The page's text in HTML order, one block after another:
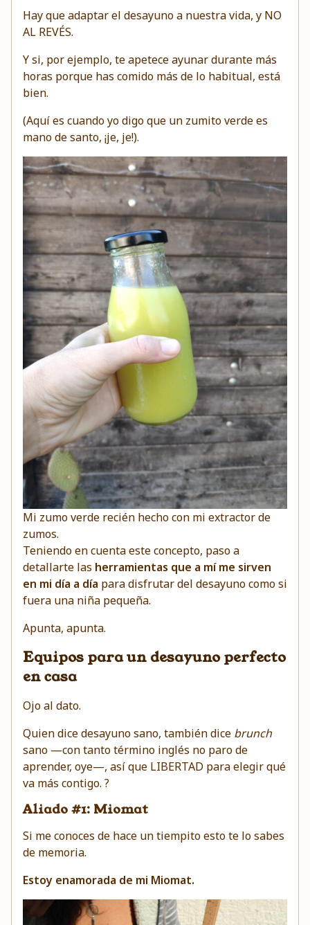
Hay que adaptar el desayuno a nuestra vida, y NO
AL REVÉS.
Y si, por ejemplo, te apetece ayunar durante más
horas porque has comido más de lo habitual, está
bien.
(Aquí es cuando yo digo que un zumito verde es
mano de santo, ¡je, je!).
Mi zumo verde recién hecho con mi extractor de
zumos.
Teniendo en cuenta este concepto, paso a
detallarte las herramientas que a mí me sirven
en mi día a día para disfrutar del desayuno como si
fuera una niña pequeña.
Apunta, apunta.
Equipos para un desayuno perfecto
en casa
Ojo al dato.
Quien dice desayuno sano, también dice brunch
sano —con tanto término inglés no paro de
aprender, oye—, así que LIBERTAD para elegir qué
va más contigo. ?
Aliado #1: Miomat
Si me conoces de hace un tiempito esto te lo sabes
de memoria.
Estoy enamorada de mi Miomat.